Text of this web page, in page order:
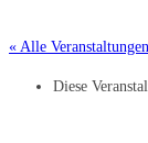
« Alle Veranstaltungen
Diese